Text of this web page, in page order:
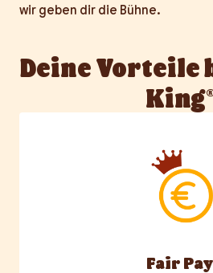
wir geben dir die Bühne.
Deine Vorteile
Fair Pay